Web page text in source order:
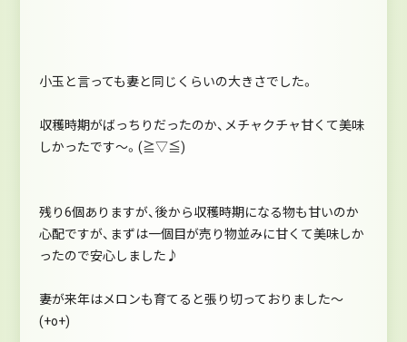
小玉と言っても妻と同じくらいの大きさでした。
収穫時期がばっちりだったのか、メチャクチャ甘くて美味
しかったです～。(≧▽≦)
残り6個ありますが、後から収穫時期になる物も甘いのか
心配ですが、まずは一個目が売り物並みに甘くて美味しか
ったので安心しました♪
妻が来年はメロンも育てると張り切っておりました～
(+o+)